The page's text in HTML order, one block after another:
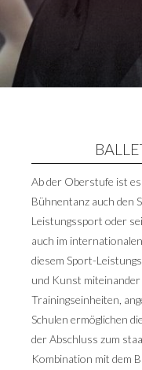
Ab der Oberstufe ist
Bühnentanz auch den
Leistungssport oder
auch im
diesem Sport-
und Kunst miteinander
Trainingseinheiten,
Schulen ermöglichen
der Abschluss zum
Kombination mit dem